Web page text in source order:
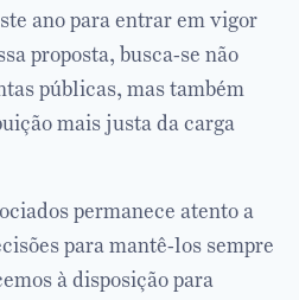
ano para entrar em vigor
proposta, busca-se não
públicas, mas também
mais justa da carga
permanece atento a
para mantê-los sempre
à disposição para